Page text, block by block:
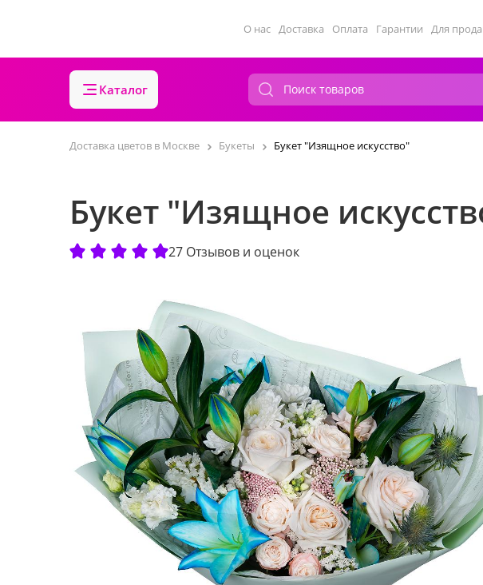
О нас Доставка Оплата Гарантии Для
Каталог
Доставка цветов в Москве Букеты Букет "Изящное искусство"
Букет "Изящное
27 Отзывов и оценок